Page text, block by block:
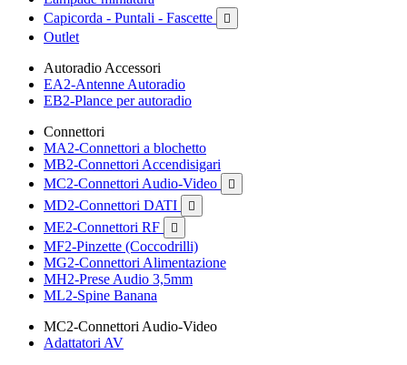
Capicorda - Puntali - Fascette

Outlet
Autoradio Accessori
EA2-Antenne Autoradio
EB2-Plance per autoradio
Connettori
MA2-Connettori a blochetto
MB2-Connettori Accendisigari
MC2-Connettori Audio-Video

MD2-Connettori DATI 
ME2-Connettori RF 
MF2-Pinzette (Coccodrilli)
MG2-Connettori Alimentazione
MH2-Prese Audio 3,5mm
ML2-Spine Banana
MC2-Connettori Audio-Video
Adattatori AV